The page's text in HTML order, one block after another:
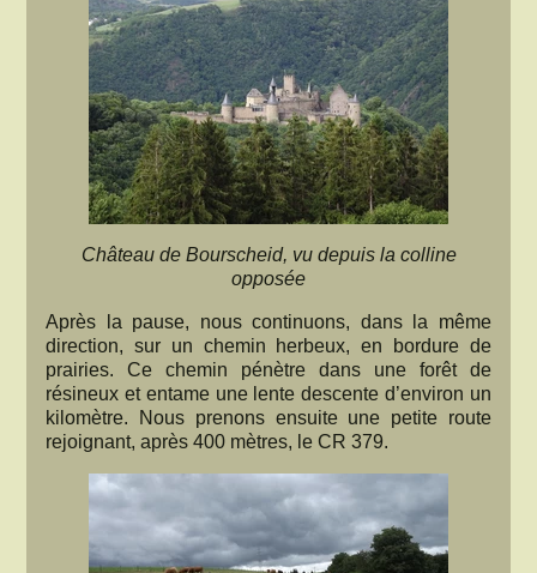
Château de Bourscheid, vu depuis la colline
opposée
Après la pause, nous continuons, dans la même
direction, sur un chemin herbeux, en bordure de
prairies. Ce chemin pénètre dans une forêt de
résineux et entame une lente descente d’environ un
kilomètre. Nous prenons ensuite une petite route
rejoignant, après 400 mètres, le CR 379.